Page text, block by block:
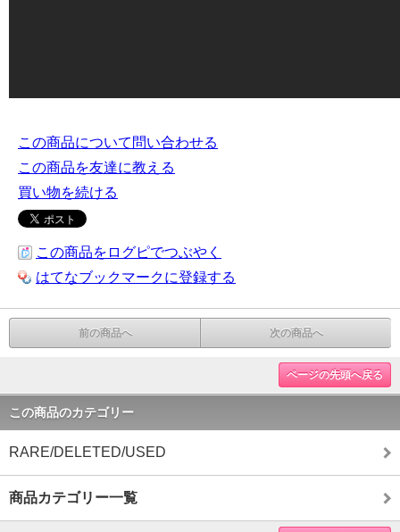
この商品について問い合わせる
この商品を友達に教える
買い物を続ける
この商品をログピでつぶやく
はてなブックマークに登録する
前の商品へ 次の商品へ
ページの先頭へ戻る
この商品のカテゴリー
RARE/DELETED/USED
商品カテゴリー一覧